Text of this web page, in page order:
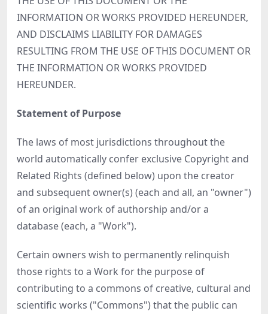
INFORMATION OR WORKS PROVIDED HEREUNDER,
AND DISCLAIMS LIABILITY FOR DAMAGES
RESULTING FROM THE USE OF THIS DOCUMENT OR
THE INFORMATION OR WORKS PROVIDED
HEREUNDER.
Statement of Purpose
The laws of most jurisdictions throughout the
world automatically confer exclusive Copyright and
Related Rights (defined below) upon the creator
and subsequent owner(s) (each and all, an "owner")
of an original work of authorship and/or a
database (each, a "Work").
Certain owners wish to permanently relinquish
those rights to a Work for the purpose of
contributing to a commons of creative, cultural and
scientific works ("Commons") that the public can